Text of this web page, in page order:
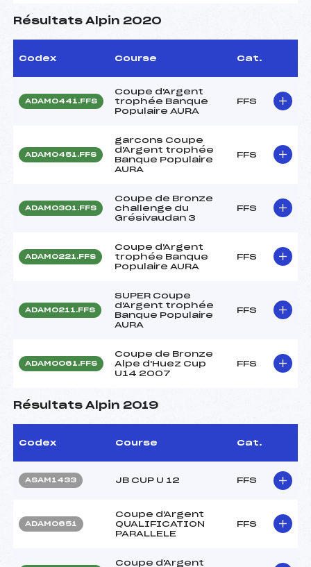
Résultats Alpin 2020
Codex Course Cat.
ADAM0441.FFS
Coupe d'Argent
trophée Banque
Populaire AURA
FFS
ADAM0451.FFS
garcons Coupe
d'Argent trophée
Banque Populaire
AURA
FFS
ADAM0301.FFS
Coupe de Bronze
challenge du
Grésivaudan 3
FFS
ADAM0221.FFS
Coupe d'Argent
trophée Banque
Populaire AURA
FFS
ADAM0211.FFS
SUPER Coupe
d'Argent trophée
Banque Populaire
AURA
FFS
ADAM0061.FFS
Coupe de Bronze
Alpe d'Huez Cup
U14 2007
FFS
Résultats Alpin 2019
Codex Course Cat.
ASAM1433 JB CUP U 12 FFS
ADAM0651
Coupe d'Argent
QUALIFICATION
PARALLELE
FFS
Coupe d'Argent